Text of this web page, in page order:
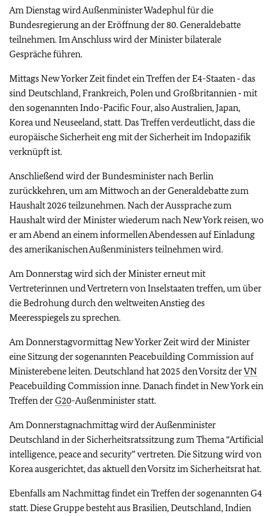
Am Dienstag wird Außenminister Wadephul für die
Bundesregierung an der Eröffnung der 80. Generaldebatte
teilnehmen. Im Anschluss wird der Minister bilaterale
Gespräche führen.
Mittags New Yorker Zeit findet ein Treffen der E4-Staaten ‑ das
sind Deutschland, Frankreich, Polen und Großbritannien ‑ mit
den sogenannten Indo-Pacific Four, also Australien, Japan,
Korea und Neuseeland, statt. Das Treffen verdeutlicht, dass die
europäische Sicherheit eng mit der Sicherheit im Indopazifik
verknüpft ist.
Anschließend wird der Bundesminister nach Berlin
zurückkehren, um am Mittwoch an der Generaldebatte zum
Haushalt 2026 teilzunehmen. Nach der Aussprache zum
Haushalt wird der Minister wiederum nach New York reisen, wo
er am Abend an einem informellen Abendessen auf Einladung
des amerikanischen Außenministers teilnehmen wird.
Am Donnerstag wird sich der Minister erneut mit
Vertreterinnen und Vertretern von Inselstaaten treffen, um über
die Bedrohung durch den weltweiten Anstieg des
Meeresspiegels zu sprechen.
Am Donnerstagvormittag New Yorker Zeit wird der Minister
eine Sitzung der sogenanntenPeacebuilding Commissionauf
Ministerebene leiten. Deutschland hat 2025 den Vorsitz derVN
Peacebuilding Commissioninne. Danach findet in New York ein
Treffen derG20-Außenminister statt.
Am Donnerstagnachmittag wird der Außenminister
Deutschland in der Sicherheitsratssitzung zum Thema“Artificial
intelligence, peace and security”vertreten. Die Sitzung wird von
Korea ausgerichtet, das aktuell den Vorsitz im Sicherheitsrat hat.
Ebenfalls am Nachmittag findet ein Treffen der sogenannten G4
statt. Diese Gruppe besteht aus Brasilien, Deutschland, Indien